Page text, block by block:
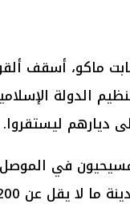
ماكو، أسقف
ديارهم ليستقروا.
عن 1200 عائلة مسيحية